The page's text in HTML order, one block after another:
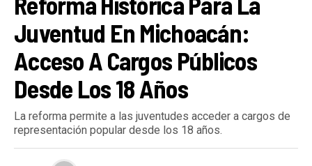
Juventud En Michoacán:
Acceso A Cargos Públicos
Desde Los 18 Años
La reforma permite a las juventudes acceder a cargos de
representación popular desde los 18 años.